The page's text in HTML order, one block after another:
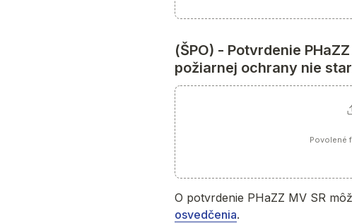
(ŠPO) - Potvrdenie
požiarnej ochrany nie
Povolené
O potvrdenie PHaZZ MV SR
osvedčenia.